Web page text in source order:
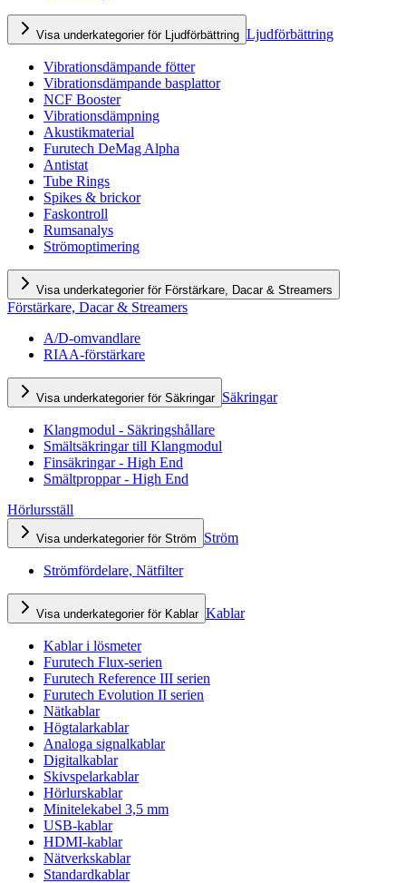
Visa underkategorier för Ljudförbättring Ljudförbättring
Vibrationsdämpande fötter
Vibrationsdämpande basplattor
NCF Booster
Vibrationsdämpning
Akustikmaterial
Furutech DeMag Alpha
Antistat
Tube Rings
Spikes & brickor
Faskontroll
Rumsanalys
Strömoptimering
Visa underkategorier för Förstärkare, Dacar & Streamers
Förstärkare, Dacar & Streamers
A/D-omvandlare
RIAA-förstärkare
Visa underkategorier för Säkringar Säkringar
Klangmodul - Säkringshållare
Smältsäkringar till Klangmodul
Finsäkringar - High End
Smältproppar - High End
Hörlursställ
Visa underkategorier för Ström Ström
Strömfördelare, Nätfilter
Visa underkategorier för Kablar Kablar
Kablar i lösmeter
Furutech Flux-serien
Furutech Reference III serien
Furutech Evolution II serien
Nätkablar
Högtalarkablar
Analoga signalkablar
Digitalkablar
Skivspelarkablar
Hörlurskablar
Minitelekabel 3,5 mm
USB-kablar
HDMI-kablar
Nätverkskablar
Standardkablar